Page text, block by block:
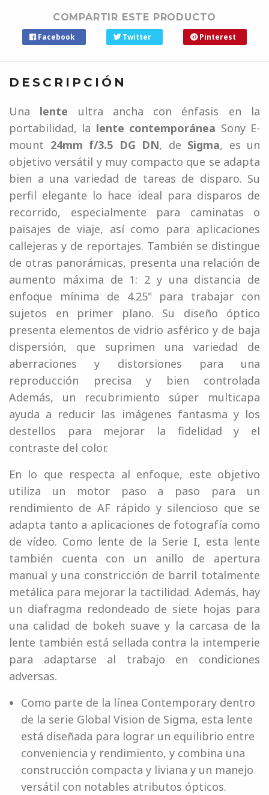
COMPARTIR ESTE PRODUCTO
Facebook Twitter Pinterest
DESCRIPCIÓN
Una lente ultra ancha con énfasis en la
portabilidad, la lente contemporánea Sony E-
mount 24mm f/3.5 DG DN, de Sigma, es un
objetivo versátil y muy compacto que se adapta
bien a una variedad de tareas de disparo. Su
perfil elegante lo hace ideal para disparos de
recorrido, especialmente para caminatas o
paisajes de viaje, así como para aplicaciones
callejeras y de reportajes. También se distingue
de otras panorámicas, presenta una relación de
aumento máxima de 1: 2 y una distancia de
enfoque mínima de 4.25" para trabajar con
sujetos en primer plano. Su diseño óptico
presenta elementos de vidrio asférico y de baja
dispersión, que suprimen una variedad de
aberraciones y distorsiones para una
reproducción precisa y bien controlada
Además, un recubrimiento súper multicapa
ayuda a reducir las imágenes fantasma y los
destellos para mejorar la fidelidad y el
contraste del color.
En lo que respecta al enfoque, este objetivo
utiliza un motor paso a paso para un
rendimiento de AF rápido y silencioso que se
adapta tanto a aplicaciones de fotografía como
de vídeo. Como lente de la Serie I, esta lente
también cuenta con un anillo de apertura
manual y una constricción de barril totalmente
metálica para mejorar la tactilidad. Además, hay
un diafragma redondeado de siete hojas para
una calidad de bokeh suave y la carcasa de la
lente también está sellada contra la intemperie
para adaptarse al trabajo en condiciones
adversas.
Como parte de la línea Contemporary dentro
de la serie Global Vision de Sigma, esta lente
está diseñada para lograr un equilibrio entre
conveniencia y rendimiento, y combina una
construcción compacta y liviana y un manejo
versátil con notables atributos ópticos.